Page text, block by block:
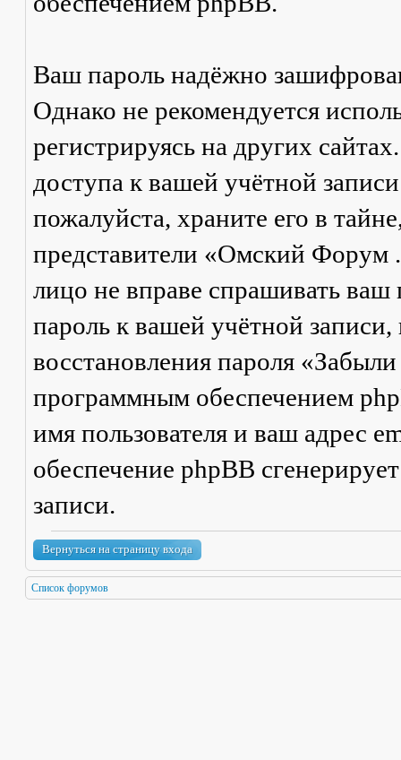
Ваш пароль надёжно
Однако не рекомендуется
регистрируясь на других
доступа к вашей учётной
пожалуйста, храните его в
представители «Омский Форум
лицо не вправе спрашивать ваш
пароль к вашей учётной
восстановления пароля
программным обеспечением
имя пользователя и ваш адрес
обеспечение phpBB
записи.
Вернуться на страницу входа
Список форумов